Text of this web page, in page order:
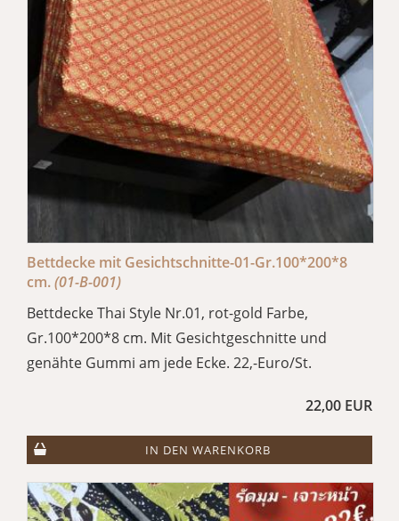
Bettdecke mit Gesichtschnitte-01-Gr.100*200*8
cm.(01-B-001)
Bettdecke Thai Style Nr.01, rot-gold Farbe,
Gr.100*200*8 cm. Mit Gesichtgeschnitte und
genähte Gummi am jede Ecke. 22,-Euro/St.
22,00 EUR
IN DEN WARENKORB